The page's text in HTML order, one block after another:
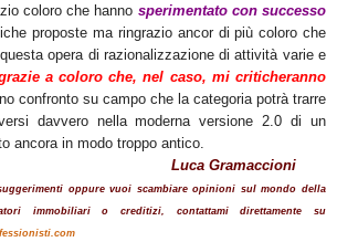
coloro che hanno sperimentato con successo
proposte ma ringrazio ancor di più coloro che
opera di razionalizzazione di attività varie e
a coloro che, nel caso, mi criticheranno
confronto su campo che la categoria potrà trarre
davvero nella moderna versione 2.0 di un
ancora in modo troppo antico.
Luca Gramaccioni
oppure vuoi scambiare opinioni sul mondo della
immobiliari o creditizi, contattami direttamente su